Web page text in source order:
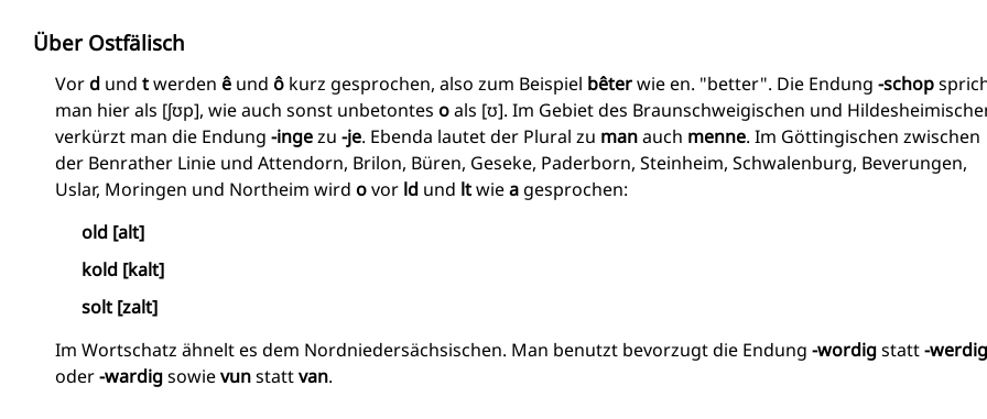
Über Ostfälisch
Vord und twerden ê und ô kurz gesprochen, also zum Beispiel bêterwie en. "better". Die Endung -schop
man hier als [ʃʊp], wie auch sonst unbetontes oals [ʊ]. Im Gebiet des Braunschweigischen und
verkürzt man die Endung -ingezu -je. Ebenda lautet der Plural zu manauch menne. Im Göttingischen zwischen
der Benrather Linie und Attendorn, Brilon, Büren, Geseke, Paderborn, Steinheim, Schwalenburg, Beverungen,
Uslar, Moringen und Northeim wird ovor ld und ltwiea gesprochen:
old [alt]
kold [kalt]
solt [zalt]
Im Wortschatz ähnelt es dem Nordniedersächsischen. Man benutzt bevorzugt die Endung -wordigstatt-werdig
oder-wardigsowievunstattvan.